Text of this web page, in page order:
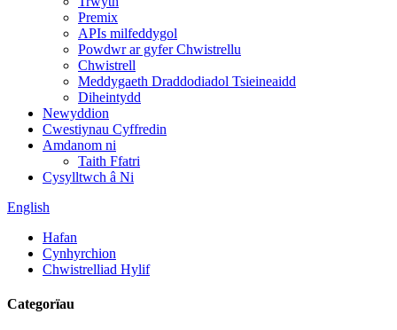
Premix
APIs milfeddygol
Powdwr ar gyfer Chwistrellu
Chwistrell
Meddygaeth Draddodiadol Tsieineaidd
Diheintydd
Newyddion
Cwestiynau Cyffredin
Amdanom ni
Taith Ffatri
Cysylltwch â Ni
English
Hafan
Cynhyrchion
Chwistrelliad Hylif
Categorïau